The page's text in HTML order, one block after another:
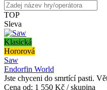
TOP
Sleva
Klasická
Hororová
Saw
Endorfin World
Jste chyceni do smrtící pasti.
Cena od: 1 550 Kč / skupina